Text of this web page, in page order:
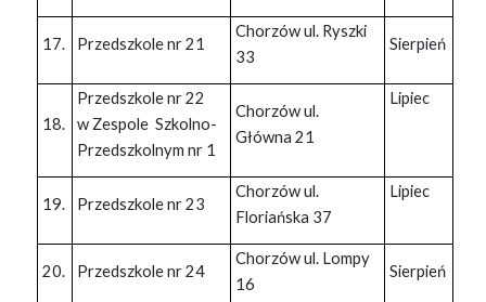
17. Przedszkole nr 21
Chorzów ul. Ryszki
33
Sierpień
18.
Przedszkole nr 22
w Zespole Szkolno-
Przedszkolnym nr 1
Chorzów ul.
Główna 21
Lipiec
19. Przedszkole nr 23
Chorzów ul.
Floriańska 37
Lipiec
20. Przedszkole nr 24
Chorzów ul. Lompy
16
Sierpień